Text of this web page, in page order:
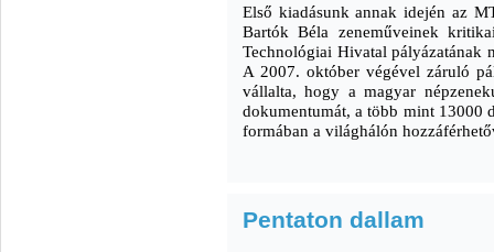
Első kiadásunk annak idején az
Bartók Béla zeneműveinek
Technológiai Hivatal pályázatának
A 2007. október végével záruló
vállalta, hogy a magyar
dokumentumát, a több mint 13000
formában a világhálón
Pentaton dallam